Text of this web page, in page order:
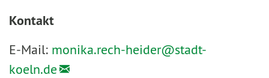
Kontakt
E-Mail: monika.rech-heider@stadt-
koeln.de